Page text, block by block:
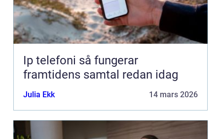
Ip telefoni så fungerar
framtidens samtal redan idag
Julia Ekk 14 mars 2026